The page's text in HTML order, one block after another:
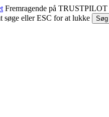
Fremragende på TRUSTPILOT
søge eller ESC for at lukke
Søg